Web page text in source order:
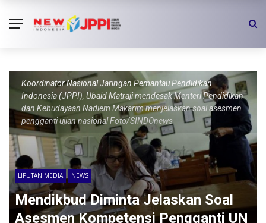
Koordinator Nasional Jaringan Pemantau Pendidikan
Indonesia (JPPI), Ubaid Matraji mendesak Menteri Pendidikan
dan Kebudayaan Nadiem Makarim menjelaskan soal asesmen
pengganti ujian nasional Foto/SINDOnews
LIPUTAN MEDIA NEWS
Mendikbud Diminta Jelaskan Soal
Asesmen Kompetensi Pengganti UN